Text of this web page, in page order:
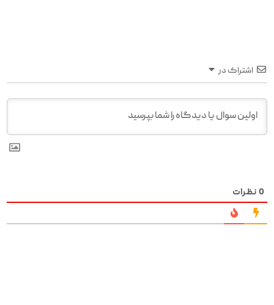
اشتراک در
0 نظرات